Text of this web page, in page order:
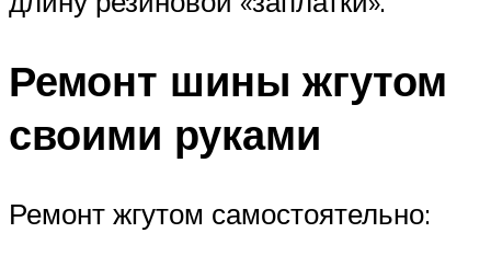
Ремонт шины жгутом
своими руками
Ремонт жгутом самостоятельно: